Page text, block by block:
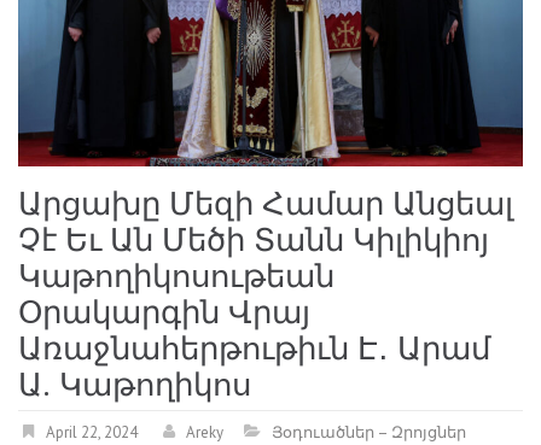
Արցախը Մեզի Համար Անցեալ
Չէ Եւ Ան Մեծի Տանն Կիլիկիոյ
Կաթողիկոսութեան
Օրակարգին Վրայ
Առաջնահերթութիւն Է․ Արամ
Ա. Կաթողիկոս
April 22, 2024 Areky Յօդուածներ – Զրոյցներ